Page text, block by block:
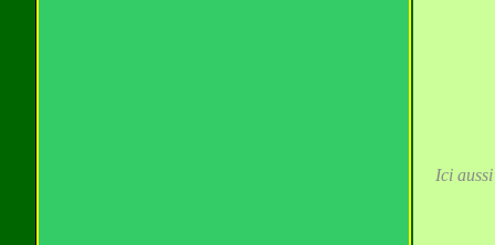
Ici